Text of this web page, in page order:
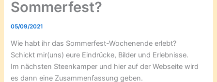
Sommerfest?
05/09/2021
Wie habt ihr das Sommerfest-Wochenende erlebt?
Schickt mir(uns) eure Eindrücke, Bilder und Erlebnisse.
Im nächsten Steenkamper und hier auf der Webseite wird
es dann eine Zusammenfassung geben.